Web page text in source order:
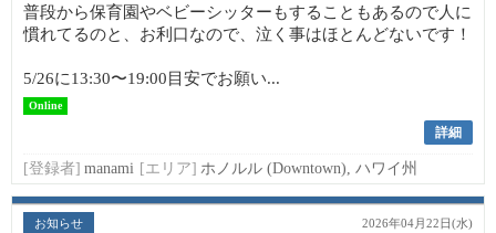
普段から保育園やベビーシッターもすることもあるので人に
慣れてるのと、お利口なので、泣く事はほとんどないです！
5/26に13:30〜19:00目安でお願い...
Online
詳細
[登録者] manami [エリア] ホノルル (Downtown), ハワイ州
お知らせ 2026年04月22日(水)